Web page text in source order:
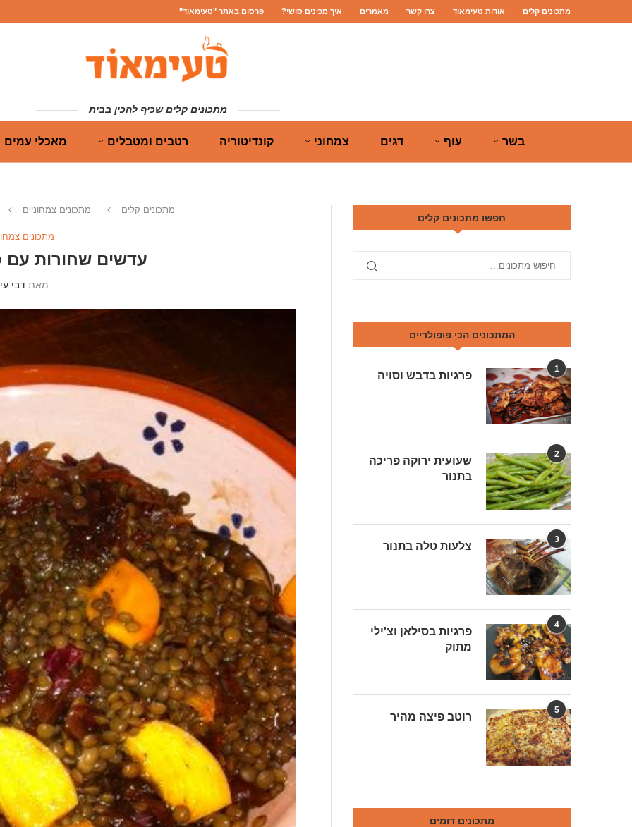
מתכונים קלים אודות טעימאוד צרו קשר מאמרים איך מכינים סושי? פרסום באתר "טעימאוד"
מתכונים קלים שכיף להכין בבית
בשר עוף דגים צמחוני קונדיטוריה רטבים ומטבלים מאכלי עמים
מתכונים קלים מתכונים צמחוניים
מתכונים
עדשים שחורות עם
מאת דבי
חפשו מתכונים קלים
המתכונים הכי פופולריים
1
פרגיות בדבש וסויה
2
שעועית ירוקה פריכה
בתנור
3
צלעות טלה בתנור
4
פרגיות בסילאן וצ'ילי
מתוק
5
רוטב פיצה מהיר
מתכונים דומים